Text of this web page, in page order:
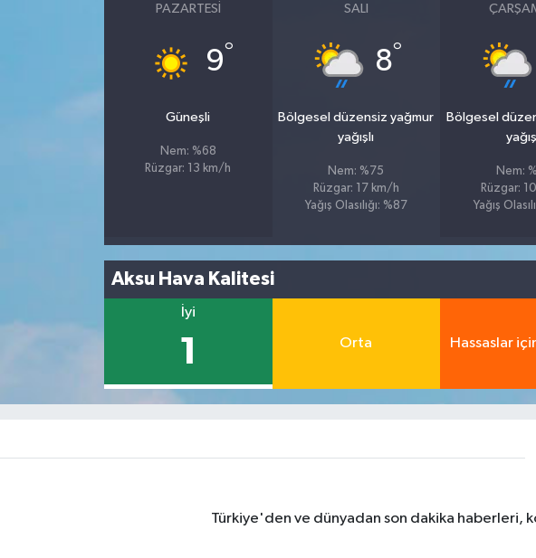
PAZARTESI
9°
Güneşli
Nem: %68
Rüzgar: 13 km/h
SALI
8°
Bölgesel düzensiz yağmur
yağışlı
Nem: %75
Rüzgar: 17 km/h
Yağış Olasılığı: %87
Bölgesel
Nem:
Rüzgar:
Yağış
Aksu Hava Kalitesi
İyi
1 Orta Hassaslar
Türkiye'den ve dünyadan son dakika haberleri,